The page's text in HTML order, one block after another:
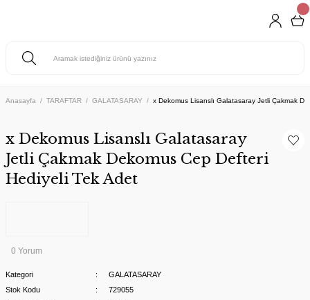
Anasayfa TARAFTAR GALATASARAY x Dekomus Lisanslı Galatasaray Jetli Çakmak
x Dekomus Lisanslı Galatasaray
Jetli Çakmak Dekomus Cep Defteri
Hediyeli Tek Adet
0 Yorum
Kategori
GALATASARAY
Stok Kodu
729055